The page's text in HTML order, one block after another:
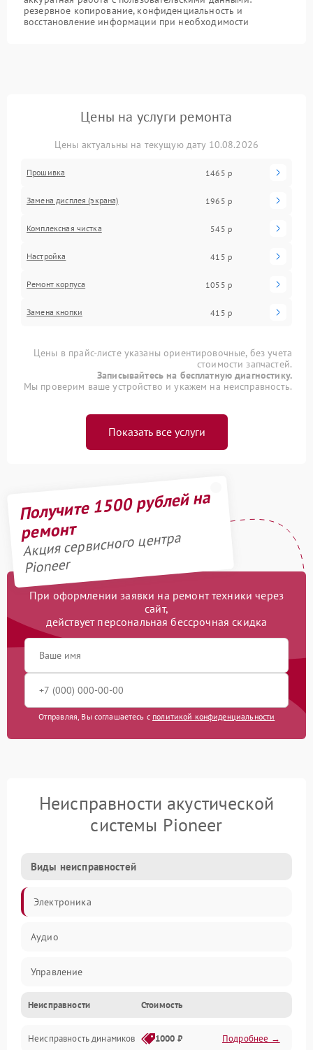
резервное копирование, конфиденциальность и
восстановление информации при необходимости
Цены на услуги ремонта
Цены актуальны на текущую дату 10.08.2026
Прошивка 1465 р
Замена дисплея (экрана) 1965 р
Комплексная чистка 545 р
Настройка 415 р
Ремонт корпуса 1055 р
Замена кнопки 415 р
Цены в прайс-листе указаны ориентировочные, без учета
стоимости запчастей.
Записывайтесь на бесплатную диагностику.
Мы проверим ваше устройство и укажем на неисправность.
Показать все услуги
Получите 1500 рублей на
ремонт
Акция сервисного центра
Pioneer
При оформлении заявки на ремонт техники через
сайт,
действует персональная бессрочная скидка
Отправляя, Вы соглашаетесь с политикой конфиденциальности
Неисправности акустической
системы Pioneer
Виды неисправностей
Электроника
Аудио
Управление
Электропитание
Связь
Неисправности Стоимость
Неисправность динамиков 1000 ₽ Подробнее →